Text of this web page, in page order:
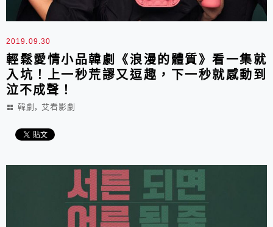
2019.09.30
輕鬆愛情小品韓劇《浪漫的體質》看一集就
入坑！上一秒荒謬又逗趣，下一秒就感動到
泣不成聲！
韓劇 , 艾看影劇